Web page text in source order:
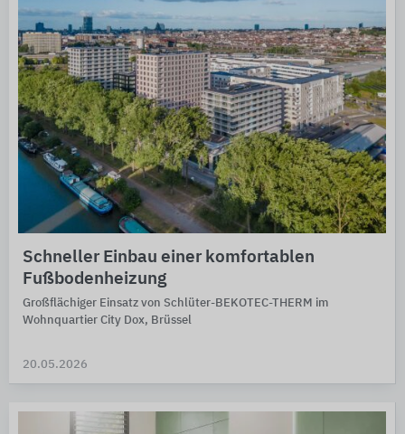
Schneller Einbau einer komfortablen
Fußbodenheizung
Großflächiger Einsatz von Schlüter-BEKOTEC-THERM im
Wohnquartier City Dox, Brüssel
20.05.2026